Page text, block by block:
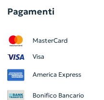
Pagamenti
MasterCard
Visa
America Express
Bonifico Bancario